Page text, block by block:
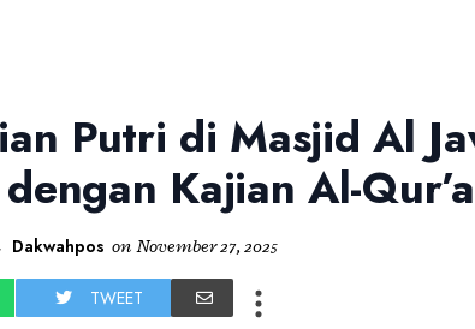
Putri di Masjid Al
Kajian Al-
Dakwahpos on November 27, 2025
TWEET